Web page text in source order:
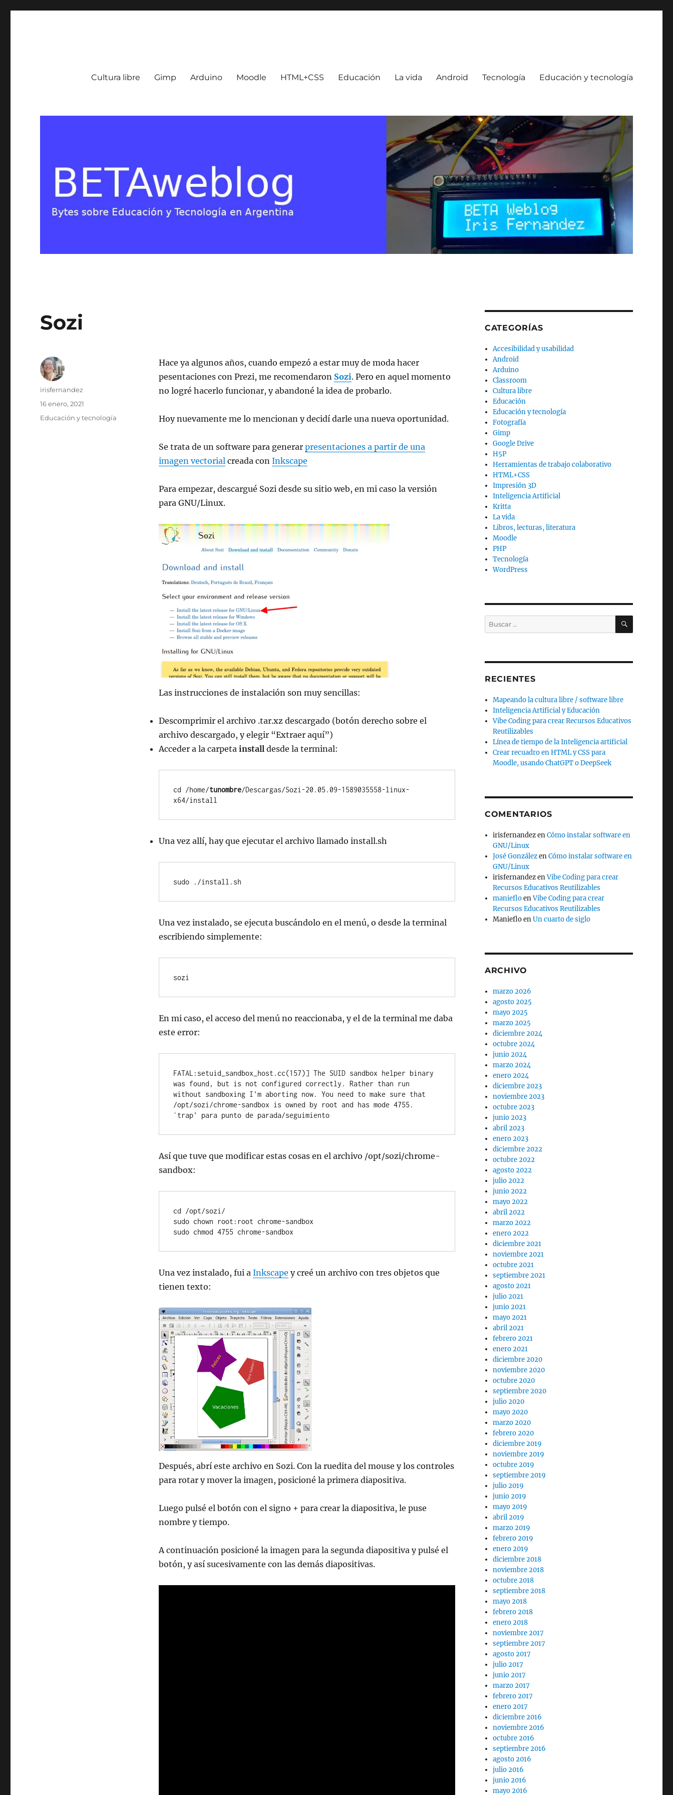
Cultura libre Gimp Arduino Moodle HTML+CSS Educación La vida Android Tecnología Educación y tecnología
Sozi
Hace ya algunos años, cuando empezó a estar muy de moda hacer
pesentaciones con Prezi, me recomendaron Sozi. Pero en aquel momento
no logré hacerlo funcionar, y abandoné la idea de probarlo.
Hoy nuevamente me lo mencionan y decidí darle una nueva oportunidad.
Se trata de un software para generar presentaciones a partir de una
imagen vectorialcreada con Inkscape
Para empezar, descargué Sozi desde su sitio web, en mi caso la versión
para GNU/Linux.
Las instrucciones de instalación son muy sencillas:
Descomprimir el archivo .tar.xz descargado (botón derecho sobre el
archivo descargado, y elegir “Extraer aquí”)
Acceder a la carpeta installdesde la terminal:
cd /home/tunombre/Descargas/Sozi-20.05.09-1589035558-linux-
x64/install
Una vez allí, hay que ejecutar el archivo llamado install.sh
sudo ./install.sh
Una vez instalado, se ejecuta buscándolo en el menú, o desde la terminal
escribiendo simplemente:
sozi
En mi caso, el acceso del menú no reaccionaba, y el de la terminal me daba
este error:
FATAL:setuid_sandbox_host.cc(157)] The SUID sandbox helper binary
was found, but is not configured correctly. Rather than run
without sandboxing I'm aborting now. You need to make sure that
/opt/sozi/chrome-sandbox is owned by root and has mode 4755.
`trap' para punto de parada/seguimiento
Así que tuve que modificar estas cosas en el archivo /opt/sozi/chrome-
sandbox:
cd /opt/sozi/
sudo chown root:root chrome-sandbox
sudo chmod 4755 chrome-sandbox
Una vez instalado, fui a Inkscape y creé un archivo con tres objetos que
tienen texto:
Después, abrí este archivo en Sozi. Con la ruedita del mouse y los controles
para rotar y mover la imagen, posicioné la primera diapositiva.
Luego pulsé el botón con el signo + para crear la diapositiva, le puse
nombre y tiempo.
A continuación posicioné la imagen para la segunda diapositiva y pulsé el
botón, y así sucesivamente con las demás diapositivas.
Autor
irisfernandez
Publicado
16 enero, 2021
Categorías
Educación y tecnología
CATEGORÍAS
Accesibilidad y usabilidad
Android
Arduino
Classroom
Cultura libre
Educación
Educación y tecnología
Fotografía
Gimp
Google Drive
H5P
Herramientas de trabajo colaborativo
HTML+CSS
Impresión 3D
Inteligencia Artificial
Kritta
La vida
Libros, lecturas, literatura
Moodle
PHP
Tecnología
WordPress
Buscar
por:
BUSCAR
RECIENTES
Mapeando la cultura libre / software libre
Inteligencia Artificial y Educación
Vibe Coding para crear Recursos Educativos
Reutilizables
Línea de tiempo de la Inteligencia artificial
Crear recuadro en HTML y CSS para
Moodle, usando ChatGPT o DeepSeek
COMENTARIOS
irisfernandezenCómo instalar software en
GNU/Linux
José GonzálezenCómo instalar software en
GNU/Linux
irisfernandezenVibe Coding para crear
Recursos Educativos Reutilizables
maniefloenVibe Coding para crear
Recursos Educativos Reutilizables
ManiefloenUn cuarto de siglo
ARCHIVO
marzo 2026
agosto 2025
mayo 2025
marzo 2025
diciembre 2024
octubre 2024
junio 2024
marzo 2024
enero 2024
diciembre 2023
noviembre 2023
octubre 2023
junio 2023
abril 2023
enero 2023
diciembre 2022
octubre 2022
agosto 2022
julio 2022
junio 2022
mayo 2022
abril 2022
marzo 2022
enero 2022
diciembre 2021
noviembre 2021
octubre 2021
septiembre 2021
agosto 2021
julio 2021
junio 2021
mayo 2021
abril 2021
febrero 2021
enero 2021
diciembre 2020
noviembre 2020
octubre 2020
septiembre 2020
julio 2020
mayo 2020
marzo 2020
febrero 2020
diciembre 2019
noviembre 2019
octubre 2019
septiembre 2019
julio 2019
junio 2019
mayo 2019
abril 2019
marzo 2019
febrero 2019
enero 2019
diciembre 2018
noviembre 2018
octubre 2018
septiembre 2018
mayo 2018
febrero 2018
enero 2018
noviembre 2017
septiembre 2017
agosto 2017
julio 2017
junio 2017
marzo 2017
febrero 2017
enero 2017
diciembre 2016
noviembre 2016
octubre 2016
septiembre 2016
agosto 2016
julio 2016
junio 2016
mayo 2016